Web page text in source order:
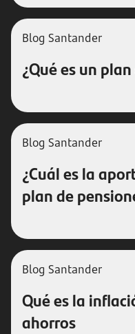
Blog Santander
¿Qué es un
Blog Santander
¿Cuál es la
plan de
Blog Santander
Qué es la
ahorros